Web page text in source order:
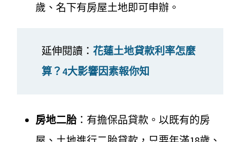
歲、名下有房屋土地即可申辦。
延伸閱讀： 花蓮土地貸款利率怎麼
算？4大影響因素報你知
房地二胎 ：有擔保品貸款。以既有的房